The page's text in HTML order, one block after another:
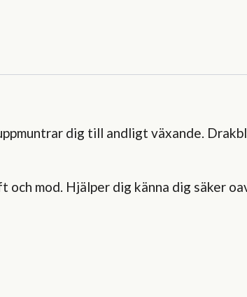
dig till andligt växande.
mod. Hjälper dig känna dig säker